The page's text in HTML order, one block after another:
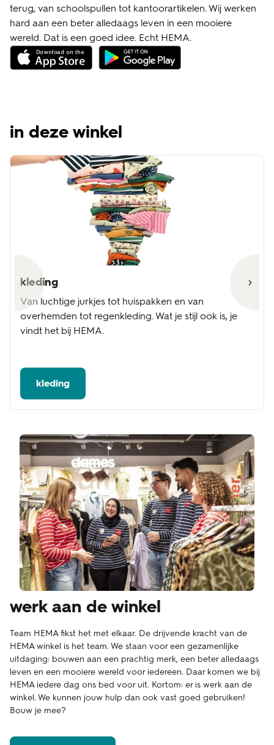
terug, van schoolspullen tot kantoorartikelen. Wij werken
hard aan een beter alledaags leven in een mooiere
wereld. Dat is een goed idee. Echt HEMA.
in deze winkel
kleding
Van luchtige jurkjes tot huispakken en van
overhemden tot regenkleding. Wat je stijl ook is, je
vindt het bij HEMA.
kleding
werk aan de winkel
Team HEMA fikst het met elkaar. De drijvende kracht van de
HEMA winkel is het team. We staan voor een gezamenlijke
uitdaging: bouwen aan een prachtig merk, een beter alledaags
leven en een mooiere wereld voor iedereen. Daar komen we bij
HEMA iedere dag ons bed voor uit. Kortom: er is werk aan de
winkel. We kunnen jouw hulp dan ook vast goed gebruiken!
Bouw je mee?